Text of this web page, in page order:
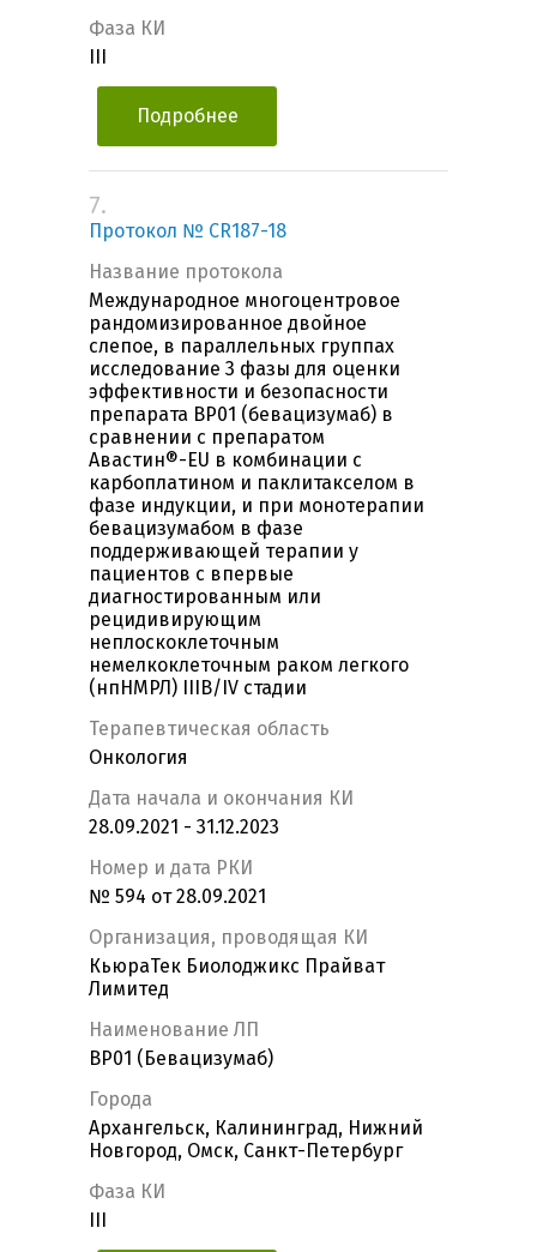
Фаза КИ
Подробнее
7.
Протокол № CR187-18
Название протокола
Международное многоцентровое
рандомизированное двойное
слепое, в параллельных группах
исследование 3 фазы для оценки
эффективности и безопасности
препарата BP01 (бевацизумаб) в
сравнении с препаратом
Авастин®-EU в комбинации с
карбоплатином и паклитакселом в
фазе индукции, и при монотерапии
бевацизумабом в фазе
поддерживающей терапии у
пациентов с впервые
диагностированным или
рецидивирующим
неплоскоклеточным
немелкоклеточным раком легкого
(нпНМРЛ) IIIB/IV стадии
Терапевтическая область
Онкология
Дата начала и окончания КИ
28.09.2021 - 31.12.2023
Номер и дата РКИ
№ 594 от 28.09.2021
Организация, проводящая КИ
КьюраТек Биолоджикс Прайват
Лимитед
Наименование ЛП
BP01 (Бевацизумаб)
Города
Архангельск, Калининград, Нижний
Новгород, Омск, Санкт-Петербург
Фаза КИ